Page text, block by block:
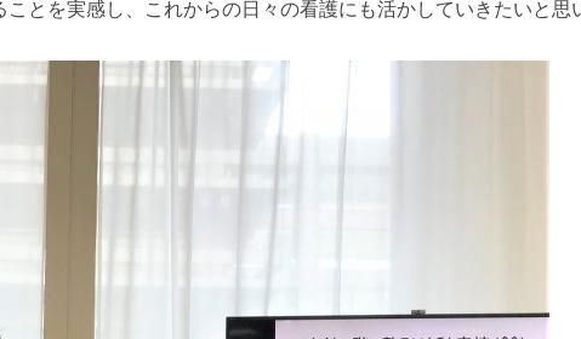
とを実感し、これからの日々の看護にも活かしていきたいと思